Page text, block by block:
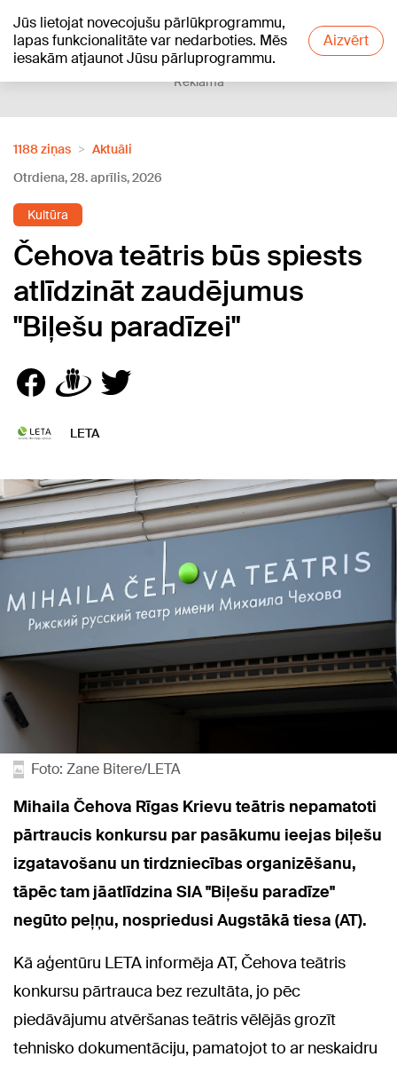
Jūs lietojat novecojušu pārlūkprogrammu,
lapas funkcionalitāte var nedarboties. Mēs
iesakām atjaunot Jūsu pārluprogrammu.
Aizvērt
+15°C
Reklāma
1188 ziņas
Aktuāli
Otrdiena, 28. aprīlis, 2026
Kultūra
Čehova teātris būs spiests
atlīdzināt zaudējumus
"Biļešu paradīzei"
LETA
Foto: Zane Bitere/LETA
Mihaila Čehova Rīgas Krievu teātris nepamatoti
pārtraucis konkursu par pasākumu ieejas biļešu
izgatavošanu un tirdzniecības organizēšanu,
tāpēc tam jāatlīdzina SIA "Biļešu paradīze"
negūto peļņu, nospriedusi Augstākā tiesa (AT).
Kā aģentūru LETA informēja AT, Čehova teātris
konkursu pārtrauca bez rezultāta, jo pēc
piedāvājumu atvēršanas teātris vēlējās grozīt
tehnisko dokumentāciju, pamatojot to ar neskaidru